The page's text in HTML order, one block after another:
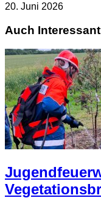
20. Juni 2026
Auch